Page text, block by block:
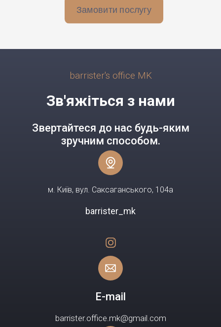
Замовити послугу
barrister's office MK
Зв'яжіться з нами
Звертайтеся до нас будь-яким
зручним способом.
м. Київ, вул. Саксаганського, 104а
barrister_mk
E-mail
barrister.office.mk@gmail.com